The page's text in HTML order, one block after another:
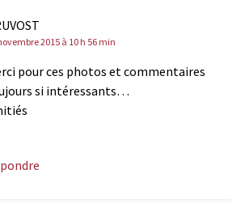
2015 à 10 h 56 min
pour ces photos et commentaires
si intéressants…